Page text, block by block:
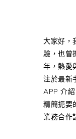
大家好，
驗，也曾
年，熱愛
注於最新
APP 介
精簡扼要
業務合作